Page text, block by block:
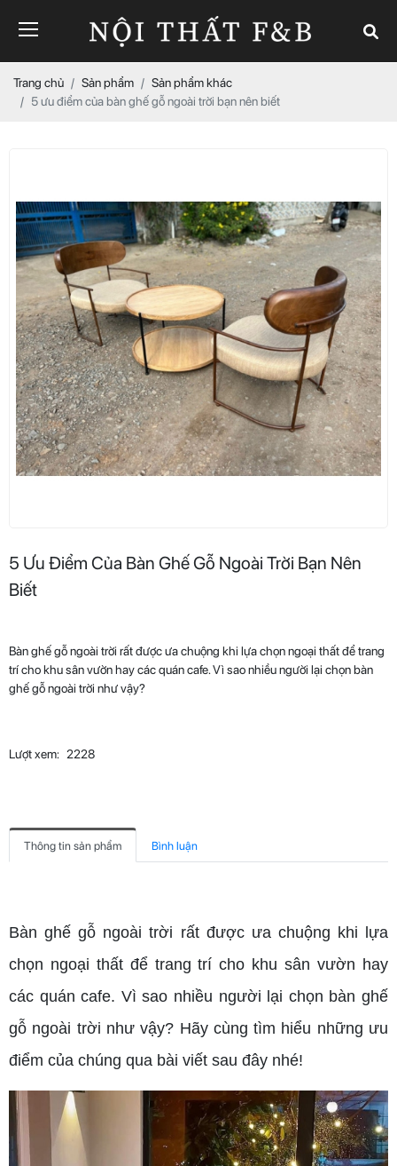
Trang chủ Sản phẩm
Sản phẩm khác
5 ưu điểm của bàn ghế gỗ ngoài trời bạn nên biết
5 Ưu Điểm Của Bàn Ghế Gỗ Ngoài Trời Bạn Nên
Biết
Bàn ghế gỗ ngoài trời rất được ưa chuộng khi lựa chọn ngoại thất để trang
trí cho khu sân vườn hay các quán cafe. Vì sao nhiều người lại chọn bàn
ghế gỗ ngoài trời như vậy?
Lượt xem: 2228
Thông tin sản phẩm Bình luận
Bàn ghế gỗ ngoài trời rất được ưa chuộng khi lựa
chọn ngoại thất để trang trí cho khu sân vườn hay
các quán cafe. Vì sao nhiều người lại chọn bàn ghế
gỗ ngoài trời như vậy? Hãy cùng tìm hiểu những ưu
điểm của chúng qua bài viết sau đây nhé!